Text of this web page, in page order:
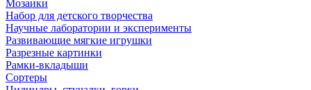
Мозаики
Набор для детского творчества
Научные лаборатории и эксперименты
Развивающие мягкие игрушки
Разрезные картинки
Рамки-вкладыши
Сортеры